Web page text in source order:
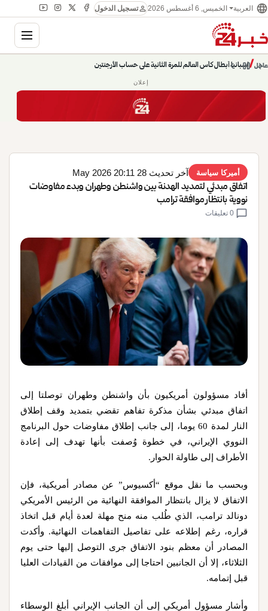
language العربية الخميس, 6 أغسطس 2026 personتسجيل الدخول
عاجل/إسبانيا أبطال كأس العالم للمرة الثانية على حساب الأرجنتين chevron_right
pause
chevron_left
إعلان
أميركا سياسة آخر تحديث 28 May 2026 20:11
اتفاق مبدئي لتمديد الهدنة بين واشنطن وطهران وبدء مفاوضات
نووية بانتظار موافقة ترامب
chat_bubble
أفاد مسؤولون أمريكيون بأن واشنطن وطهران توصلتا إلى
اتفاق مبدئي بشأن مذكرة تفاهم تقضي بتمديد وقف إطلاق
النار لمدة 60 يوما، إلى جانب إطلاق مفاوضات حول البرنامج
النووي الإيراني، في خطوة وُصفت بأنها تهدف إلى إعادة
الأطراف إلى طاولة الحوار.
وبحسب ما نقل موقع “أكسيوس” عن مصادر أمريكية، فإن
الاتفاق لا يزال بانتظار الموافقة النهائية من الرئيس الأمريكي
دونالد ترامب، الذي طُلب منه منح مهلة لعدة أيام قبل اتخاذ
قراره، رغم إطلاعه على تفاصيل التفاهمات النهائية. وأكدت
المصادر أن معظم بنود الاتفاق جرى التوصل إليها حتى يوم
الثلاثاء، إلا أن الجانبين احتاجا إلى موافقات من القيادات العليا
قبل إتمامه.
وأشار مسؤول أمريكي إلى أن الجانب الإيراني أبلغ الوسطاء